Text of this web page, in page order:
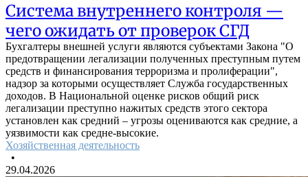
Система внутреннего контроля —
чего ожидать от проверок СГД
Бухгалтеры внешней услуги являются субъектами Закона "О
предотвращении легализации полученных преступным путем
средств и финансирования терроризма и пролиферации",
надзор за которыми осуществляет Служба государственных
доходов. В Национальной оценке рисков общий риск
легализации преступно нажитых средств этого сектора
установлен как средний – угрозы оцениваются как средние, а
уязвимости как средне-высокие.
Хозяйственная деятельность
•
29.04.2026